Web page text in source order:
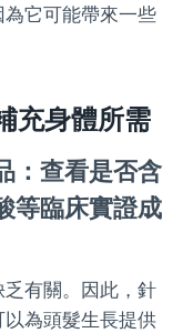
它可能帶來一些
充身體所需
：查看是否含
等臨床實證成
有關。因此，針
為頭髮生長提供